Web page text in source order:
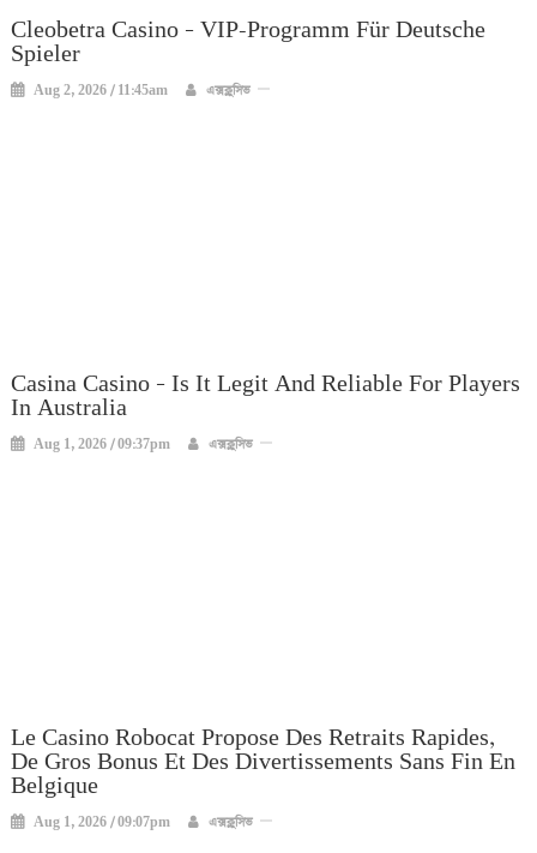
Cleobetra Casino – VIP-Programm Für Deutsche
Spieler
Aug 2, 2026 / 11:45am এক্সক্লুসিভ
Casina Casino – Is It Legit And Reliable For Players
In Australia
Aug 1, 2026 / 09:37pm এক্সক্লুসিভ
Le Casino Robocat Propose Des Retraits Rapides,
De Gros Bonus Et Des Divertissements Sans Fin En
Belgique
Aug 1, 2026 / 09:07pm এক্সক্লুসিভ